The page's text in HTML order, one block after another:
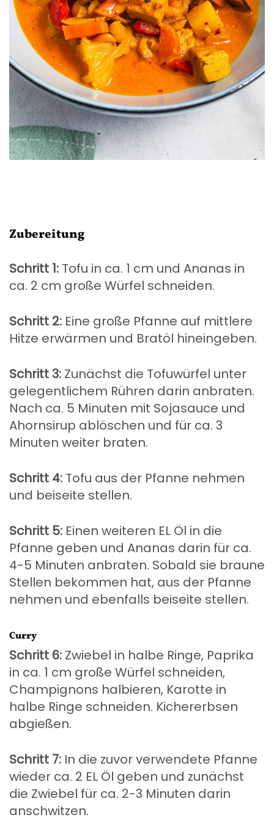
Zubereitung
Schritt 1: Tofu in ca. 1 cm und Ananas in
ca. 2 cm große Würfel schneiden.
Schritt 2: Eine große Pfanne auf mittlere
Hitze erwärmen und Bratöl hineingeben.
Schritt 3: Zunächst die Tofuwürfel unter
gelegentlichem Rühren darin anbraten.
Nach ca. 5 Minuten mit Sojasauce und
Ahornsirup ablöschen und für ca. 3
Minuten weiter braten.
Schritt 4: Tofu aus der Pfanne nehmen
und beiseite stellen.
Schritt 5: Einen weiteren EL Öl in die
Pfanne geben und Ananas darin für ca.
4-5 Minuten anbraten. Sobald sie braune
Stellen bekommen hat, aus der Pfanne
nehmen und ebenfalls beiseite stellen.
Curry
Schritt 6: Zwiebel in halbe Ringe, Paprika
in ca. 1 cm große Würfel schneiden,
Champignons halbieren, Karotte in
halbe Ringe schneiden. Kichererbsen
abgießen.
Schritt 7: In die zuvor verwendete Pfanne
wieder ca. 2 EL Öl geben und zunächst
die Zwiebel für ca. 2-3 Minuten darin
anschwitzen.